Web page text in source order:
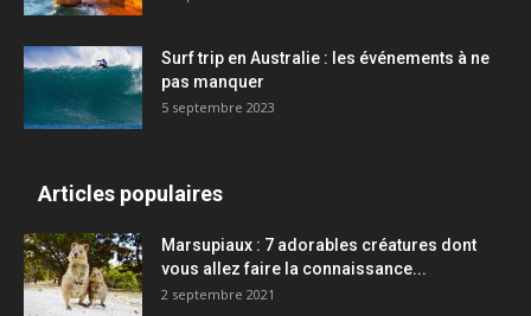
Surf trip en Australie : les événements à ne
pas manquer
5 septembre 2023
Articles populaires
Marsupiaux : 7 adorables créatures dont
vous allez faire la connaissance...
2 septembre 2021